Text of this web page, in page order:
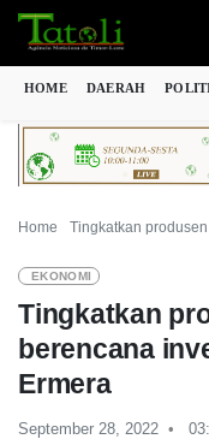
HOME DAERAH
Home Tingkatkan
EKONOMI
Tingkatkan
berencana
Ermera
September 28, 2022